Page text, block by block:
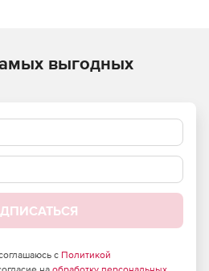
наглядной аналитикой.
приемов
с внедрением, а также
и индивидуальные
сотрудников.
возможна разработка
выгодных
с Политикой